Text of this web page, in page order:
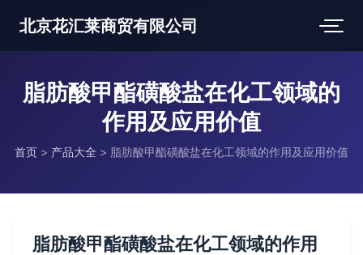
北京花汇莱商贸有限公司
脂肪酸甲酯磺酸盐在化工领域的
作用及应用价值
首页 > 产品大全 > 脂肪酸甲酯磺酸盐在化工领域的作用及应用价值
脂肪酸甲酯磺酸盐在化工领域的作用